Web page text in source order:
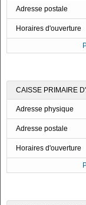
Adresse postale
Horaires d'ouverture
CAISSE PRIMAIRE
Adresse physique
Adresse postale
Horaires d'ouverture